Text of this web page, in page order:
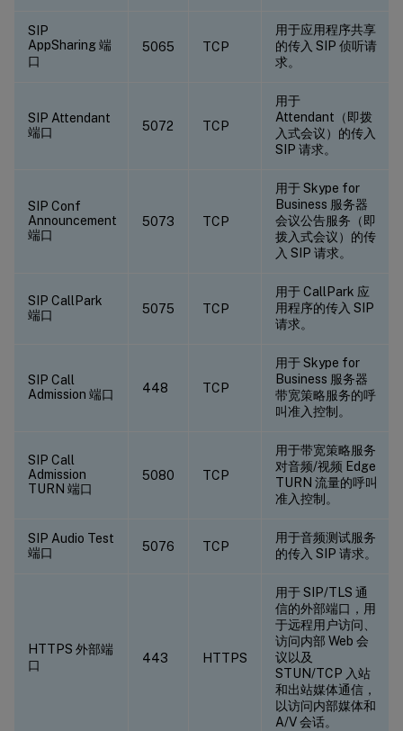
SIP
AppSharing 端
口
5065 TCP
用于应用程序共享
的传入 SIP 侦听请
求。
SIP Attendant
端口
5072 TCP
用于
Attendant（即拨
入式会议）的传入
SIP 请求。
SIP Conf
Announcement
端口
5073 TCP
用于 Skype for
Business 服务器
会议公告服务（即
拨入式会议）的传
入 SIP 请求。
SIP CallPark
端口
5075 TCP
用于 CallPark 应
用程序的传入 SIP
请求。
SIP Call
Admission 端口
448 TCP
用于 Skype for
Business 服务器
带宽策略服务的呼
叫准入控制。
SIP Call
Admission
TURN 端口
5080 TCP
用于带宽策略服务
对音频/视频 Edge
TURN 流量的呼叫
准入控制。
SIP Audio Test
端口
5076 TCP
用于音频测试服务
的传入 SIP 请求。
HTTPS 外部端
口
443 HTTPS
用于 SIP/TLS 通
信的外部端口，用
于远程用户访问、
访问内部 Web 会
议以及
STUN/TCP 入站
和出站媒体通信，
以访问内部媒体和
A/V 会话。